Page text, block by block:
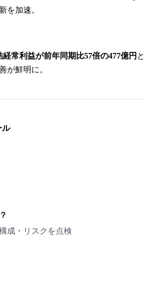
を加速。
経常利益が前年同期比57倍の477億円 と
が鮮明に。
ル
成・リスクを点検